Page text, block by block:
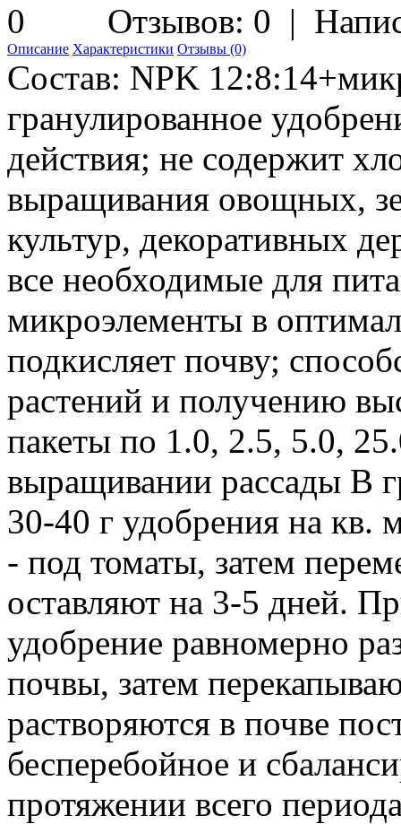
Отзывов: 0 |
Описание Характеристики Отзывы (0)
Состав: NPK
гранулированное
действия; не содержит
выращивания овощных,
культур, декоративных
все необходимые для
микроэлементы в
подкисляет почву;
растений и получению
пакеты по 1.0, 2.5, 5.0,
выращивании рассады В
30-40 г удобрения на кв.
- под томаты, затем
оставляют на 3-5 дней.
удобрение равномерно
почвы, затем
растворяются в почве
бесперебойное и
протяжении всего